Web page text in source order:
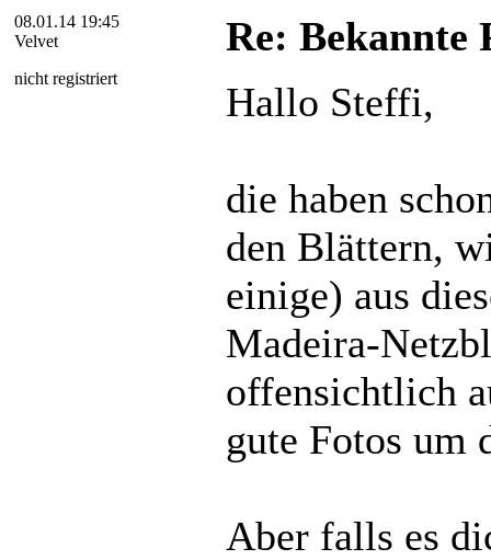
08.01.14 19:45
Velvet
nicht registriert
Re: Bekannte
Hallo Steffi,
die haben
den Blättern,
einige) aus
Madeira-
offensichtlich
gute Fotos um
Aber falls es